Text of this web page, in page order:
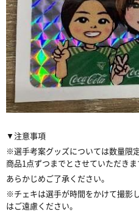
▼注意事項
※選手考案グッズについては数量限
商品1点ずつまでとさせていただきま
あらかじめご了承ください。
※チェキは選手が時間をかけて撮影
はご遠慮ください。